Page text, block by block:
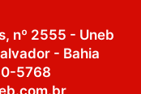
nº 2555 - Uneb
- Bahia
5768